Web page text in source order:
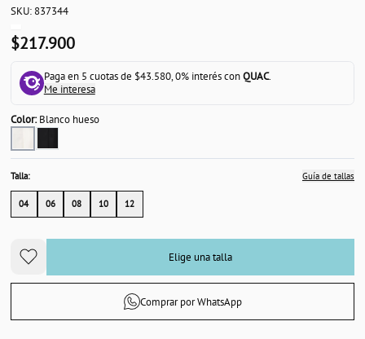
SKU: 837344
$217.900
Paga en 5 cuotas de $43.580, 0% interés conQUAC.
Me interesa
Color:Blanco hueso
Talla: Guía de tallas
04 06 08 10 12
Elige una talla
Comprar por WhatsApp